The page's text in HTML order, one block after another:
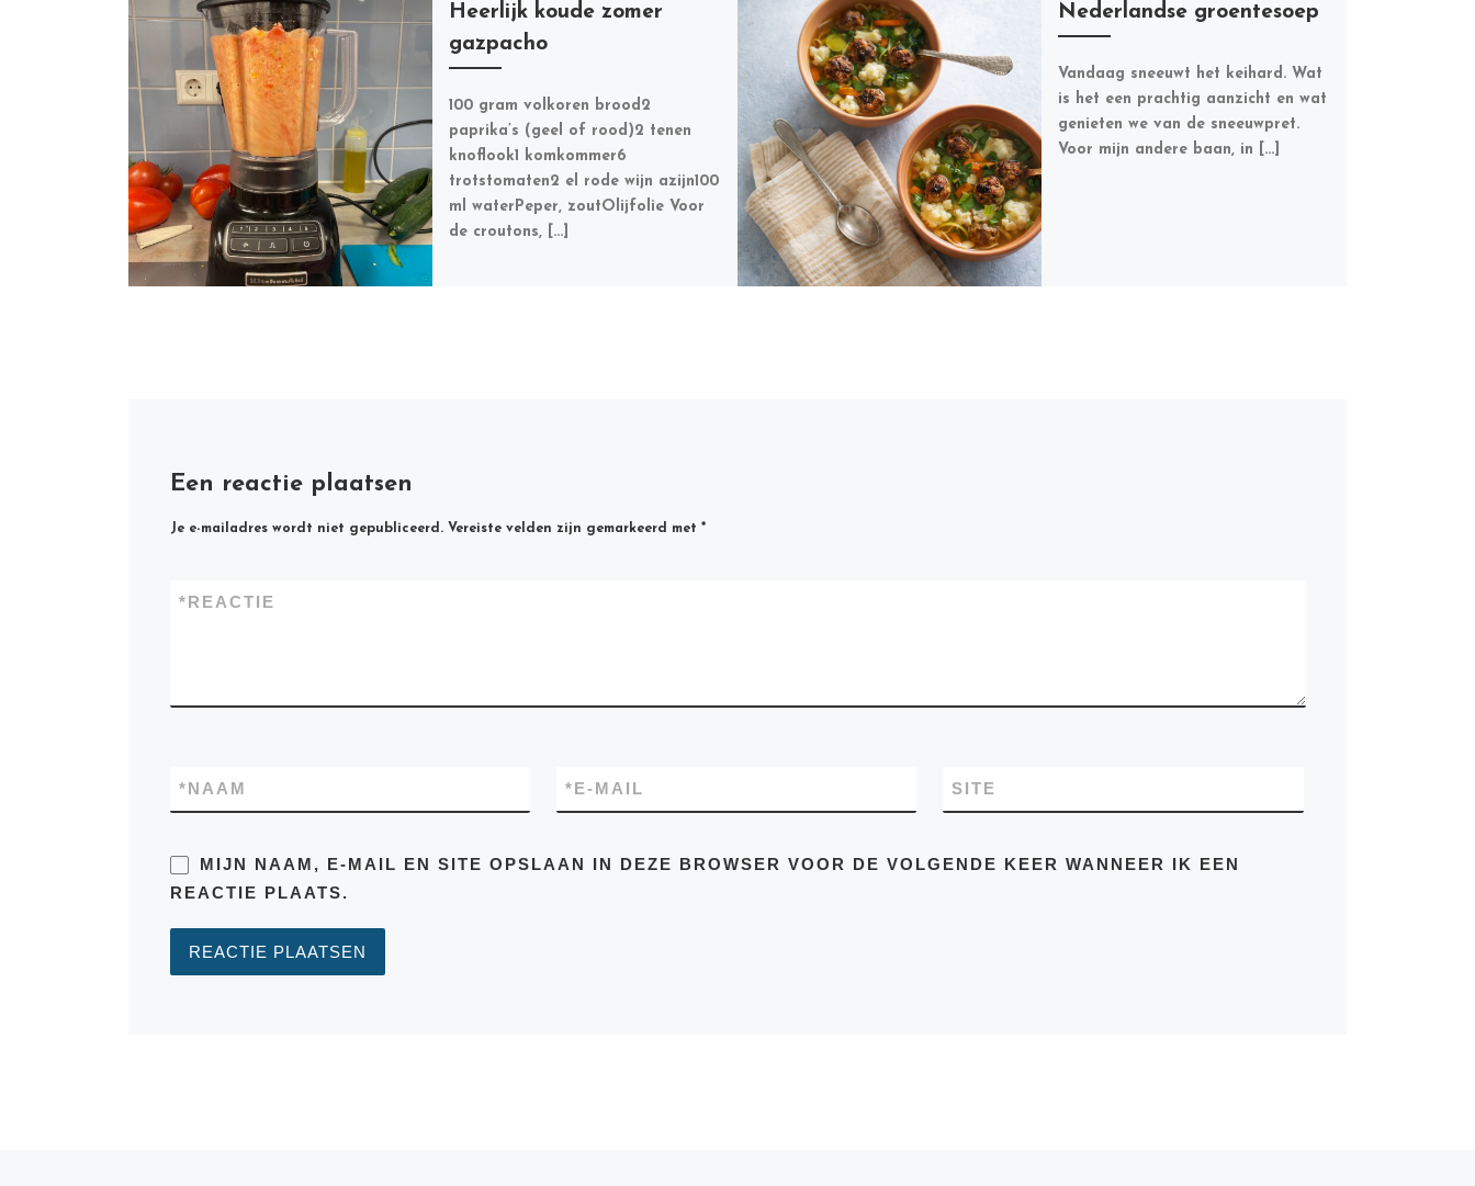
Heerlijk koude zomer
gazpacho
100 gram volkoren brood2
paprika’s (geel of rood)2 tenen
knoflook1 komkommer6
trotstomaten2 el rode wijn azijn100
ml waterPeper, zoutOlijfolie Voor
de croutons, […]
Nederlandse groentesoep
Vandaag sneeuwt het keihard. Wat
is het een prachtig aanzicht en wat
genieten we van de sneeuwpret.
Voor mijn andere baan, in […]
Een reactie plaatsen
Je e-mailadres wordt niet gepubliceerd. Vereiste velden zijn gemarkeerd met *
REACTIE
*
NAAM
* E-MAIL
* SITE
MIJN NAAM, E-MAIL EN SITE OPSLAAN IN DEZE BROWSER VOOR DE VOLGENDE KEER WANNEER IK EEN
REACTIE PLAATS.